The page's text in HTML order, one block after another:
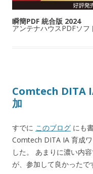
瞬簡PDF 統合版 2024
アンテナハウスPDFソフ
Comtech DITA
加
すでに このブログ にも
Comtech DITA IA 育成
した。 あまりに濃い内
が、参加して良かったで